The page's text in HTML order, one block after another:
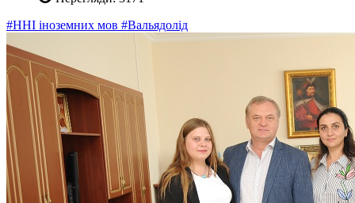
#ННІ іноземних мов #Вальядолід